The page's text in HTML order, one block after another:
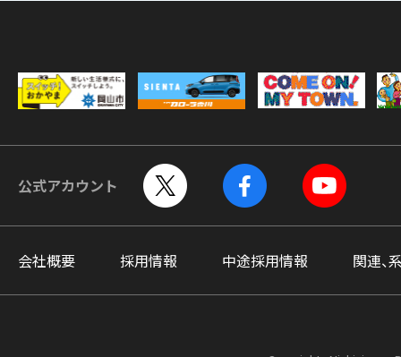
公式アカウント
会社概要 採用情報 中途採用情報 関連、